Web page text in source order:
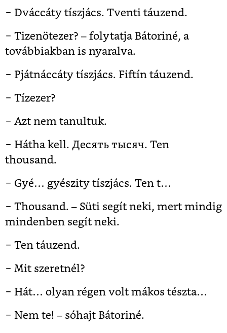
− Dváccáty tíszjács. Tventi táuzend.
− Tizenötezer? – folytatja Bátoriné, a
továbbiakban is nyaralva.
− Pjátnáccáty tíszjács. Fiftín táuzend.
− Tízezer?
− Azt nem tanultuk.
− Hátha kell. Десять тысяч. Ten
thousand.
− Gyé… gyészity tíszjács. Ten t…
− Thousand. – Süti segít neki, mert mindig
mindenben segít neki.
− Ten táuzend.
− Mit szeretnél?
− Hát… olyan régen volt mákos tészta…
− Nem te! – sóhajt Bátoriné.